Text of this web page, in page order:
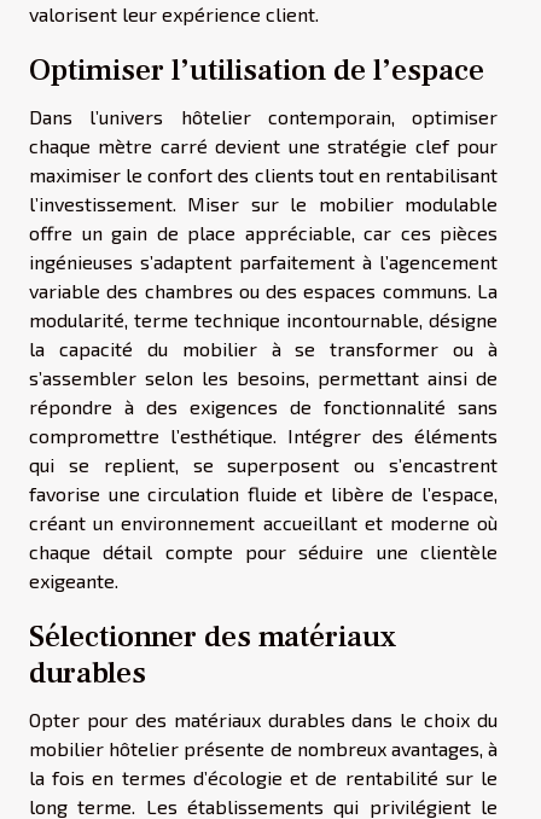
valorisent leur expérience client.
Optimiser l’utilisation de l’espace
Dans l’univers hôtelier contemporain, optimiser
chaque mètre carré devient une stratégie clef pour
maximiser le confort des clients tout en rentabilisant
l’investissement. Miser sur le mobilier modulable
offre un gain de place appréciable, car ces pièces
ingénieuses s’adaptent parfaitement à l’agencement
variable des chambres ou des espaces communs. La
modularité, terme technique incontournable, désigne
la capacité du mobilier à se transformer ou à
s’assembler selon les besoins, permettant ainsi de
répondre à des exigences de fonctionnalité sans
compromettre l’esthétique. Intégrer des éléments
qui se replient, se superposent ou s’encastrent
favorise une circulation fluide et libère de l’espace,
créant un environnement accueillant et moderne où
chaque détail compte pour séduire une clientèle
exigeante.
Sélectionner des matériaux
durables
Opter pour des matériaux durables dans le choix du
mobilier hôtelier présente de nombreux avantages, à
la fois en termes d’écologie et de rentabilité sur le
long terme. Les établissements qui privilégient le